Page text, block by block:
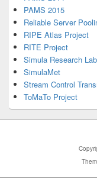
PAMS 2015
Reliable Server
RIPE Atlas Project
RITE Project
Simula Research
SimulaMet
Stream Control
ToMaTo Project